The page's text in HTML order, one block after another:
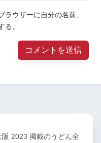
ウザーに自分の名前、
る。
阪 2023 掲載のうどん全